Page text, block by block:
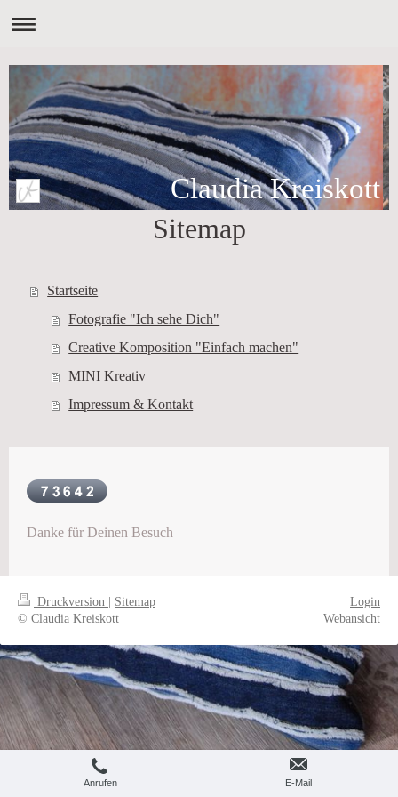
Claudia Kreiskott
Sitemap
Startseite
Fotografie "Ich sehe Dich"
Creative Komposition "Einfach machen"
MINI Kreativ
Impressum & Kontakt
Danke für Deinen Besuch
Druckversion
Sitemap
© Claudia Kreiskott
Login
Webansicht
Anrufen E-Mail